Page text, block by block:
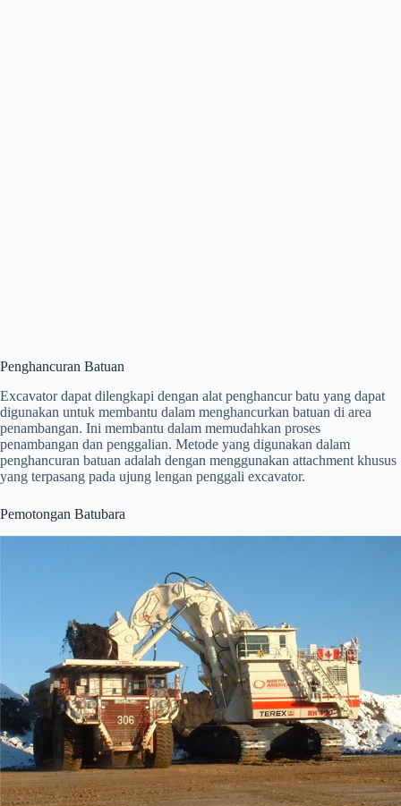
Penghancuran Batuan
Excavator dapat dilengkapi dengan alat penghancur batu yang dapat
digunakan untuk membantu dalam menghancurkan batuan di area
penambangan. Ini membantu dalam memudahkan proses
penambangan dan penggalian. Metode yang digunakan dalam
penghancuran batuan adalah dengan menggunakan attachment khusus
yang terpasang pada ujung lengan penggali excavator.
Pemotongan Batubara